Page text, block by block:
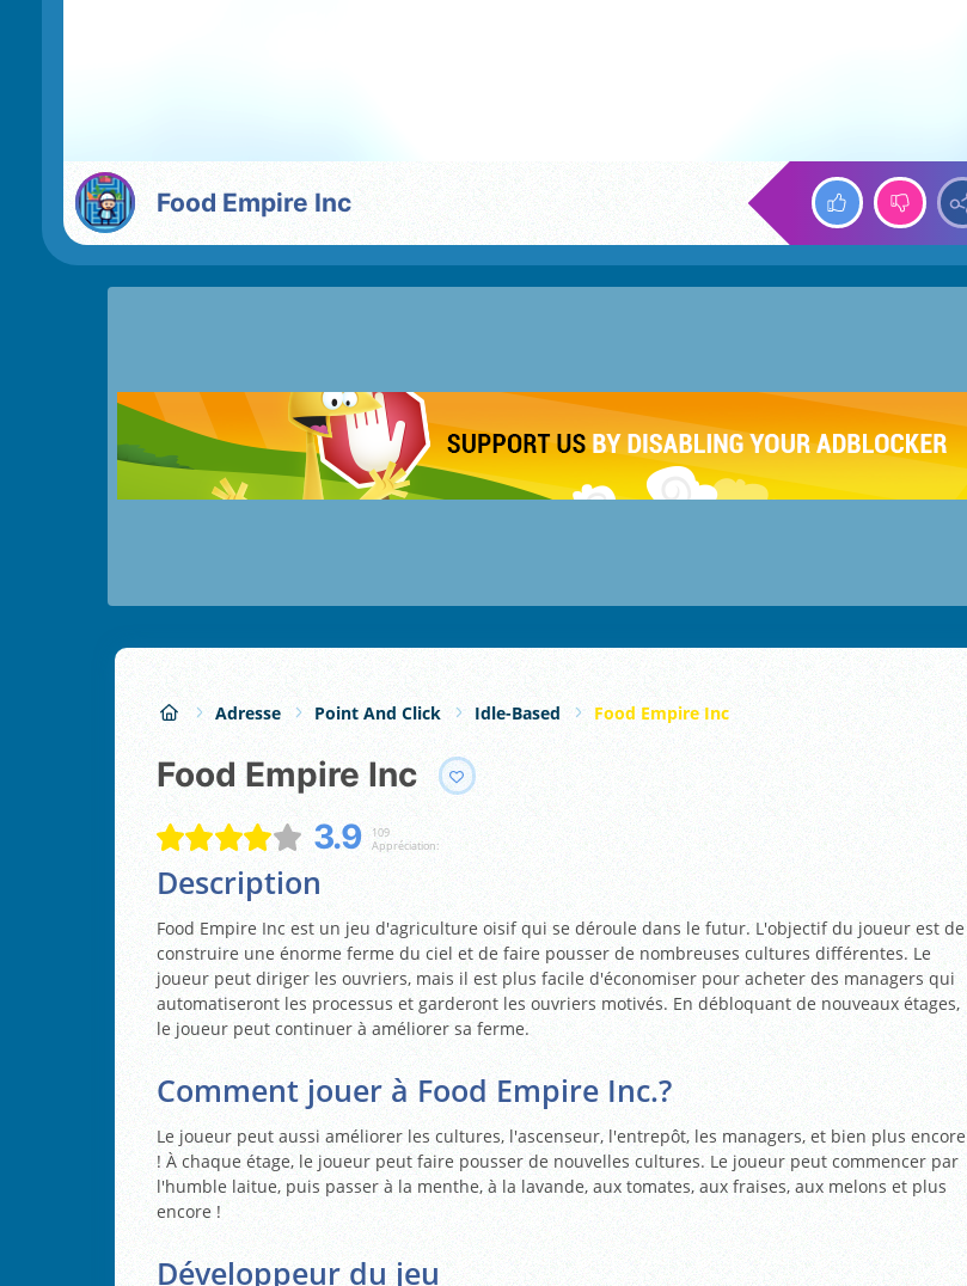
Food Empire Inc
Adresse Point And Click Idle-Based Food Empire Inc
Food Empire Inc
3.9
109
Appréciation:
Description
Food Empire Inc est un jeu d'agriculture oisif qui se déroule dans le futur. L'objectif du joueur est de
construire une énorme ferme du ciel et de faire pousser de nombreuses cultures différentes. Le
joueur peut diriger les ouvriers, mais il est plus facile d'économiser pour acheter des managers qui
automatiseront les processus et garderont les ouvriers motivés. En débloquant de nouveaux étages,
le joueur peut continuer à améliorer sa ferme.
Comment jouer à Food Empire Inc.?
Le joueur peut aussi améliorer les cultures, l'ascenseur, l'entrepôt, les managers, et bien plus encore
! À chaque étage, le joueur peut faire pousser de nouvelles cultures. Le joueur peut commencer par
l'humble laitue, puis passer à la menthe, à la lavande, aux tomates, aux fraises, aux melons et plus
encore !
Développeur du jeu